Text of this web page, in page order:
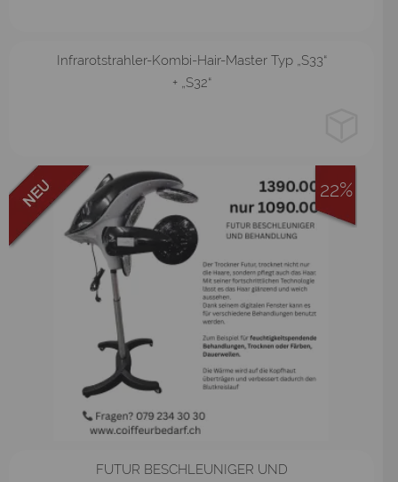
Stativ
Infrarotstrahler-Kombi-Hair-Master Typ „S33“
+ „S32“
FUTUR BESCHLEUNIGER UND
22%